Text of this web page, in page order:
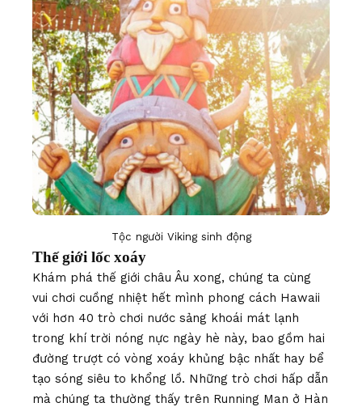
Tộc người Viking sinh động
Thế giới lốc xoáy
Khám phá thế giới châu Âu xong, chúng ta cùng
vui chơi cuồng nhiệt hết mình phong cách Hawaii
với hơn 40 trò chơi nước sảng khoái mát lạnh
trong khí trời nóng nực ngày hè này, bao gồm hai
đường trượt có vòng xoáy khủng bậc nhất hay bể
tạo sóng siêu to khổng lồ. Những trò chơi hấp dẫn
mà chúng ta thường thấy trên Running Man ở Hàn